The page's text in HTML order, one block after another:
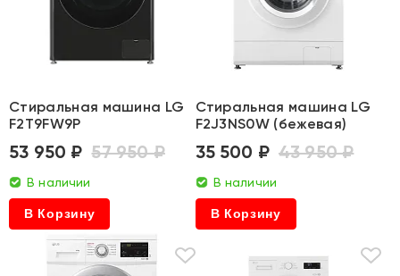
Стиральная машина LG
F2T9FW9P
53 950 ₽ 57 950 ₽
В наличии
В Корзину
Стиральная машина LG
F2J3NS0W (бежевая)
35 500 ₽ 43 950 ₽
В наличии
В Корзину